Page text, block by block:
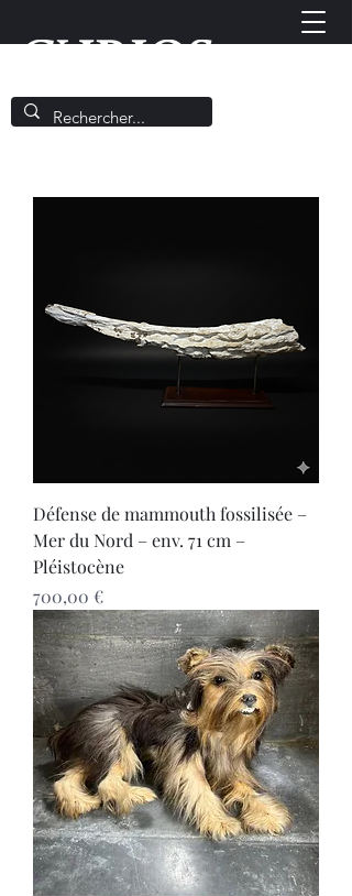
Défense de mammouth fossilisée –
Mer du Nord – env. 71 cm –
Pléistocène
Prix
700,00 €